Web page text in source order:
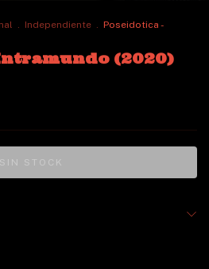
. Independiente . Poseidotica -
(2020)